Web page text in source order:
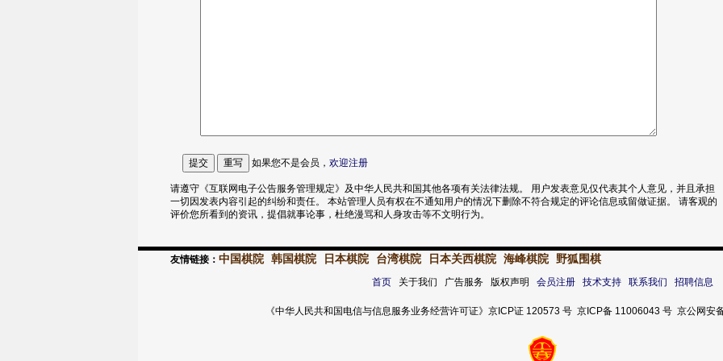
如果您不是会员， 欢迎注册
请遵守《互联网电子公告服务管理规定》及中华人民共和国其他各项有关法律法规。 用户发表意见仅代表其个人意见，并且承担
一切因发表内容引起的纠纷和责任。 本站管理人员有权在不通知用户的情况下删除不符合规定的评论信息或留做证据。 请客观的
评价您所看到的资讯，提倡就事论事，杜绝漫骂和人身攻击等不文明行为。
友情链接： 中国棋院 韩国棋院 日本棋院 台湾棋院 日本关西棋院 海峰棋院 野狐围棋
首页关于我们 广告服务 版权声明 会员注册 技术支持 联系我们 招聘信息
《中华人民共和国电信与信息服务业务经营许可证》京ICP证 120573 号 京ICP备 11006043 号 京公网安